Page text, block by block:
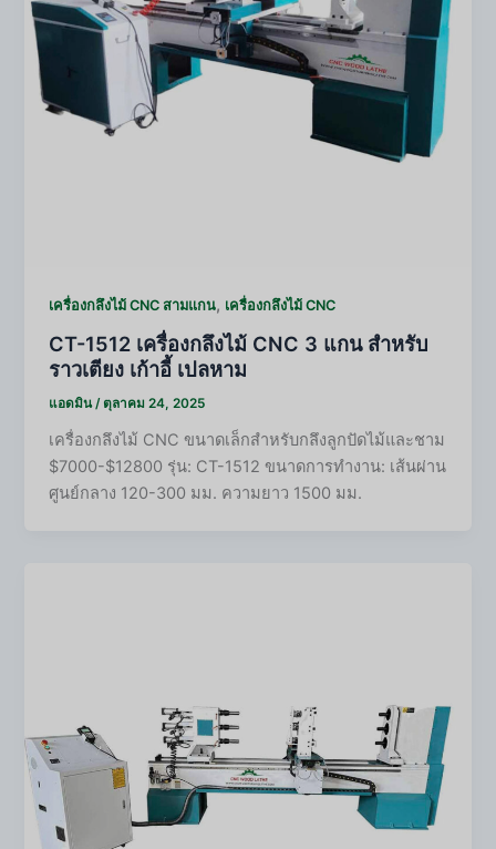
เครื่องกลึงไม้ CNC สามแกน, เครื่องกลึงไม้ CNC
CT-1512 เครื่องกลึงไม้ CNC 3 แกน สำหรับ
ราวเตียง เก้าอี้ เปลหาม
แอดมิน/ ตุลาคม 24, 2025
เครื่องกลึงไม้ CNC ขนาดเล็กสำหรับกลึงลูกปัดไม้และชาม
$7000-$12800 รุ่น: CT-1512 ขนาดการทำงาน: เส้นผ่าน
ศูนย์กลาง 120-300 มม. ความยาว 1500 มม.